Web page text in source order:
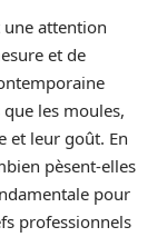
une attention
et de
les moules,
et leur goût. En
pèsent-elles
pour
professionnels